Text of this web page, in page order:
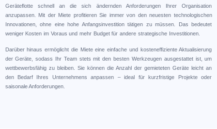
Geräteflotte schnell an die sich ändernden Anforderungen Ihrer Organisation
anzupassen. Mit der Miete profitieren Sie immer von den neuesten technologischen
Innovationen, ohne eine hohe Anfangsinvestition tätigen zu müssen. Das bedeutet
weniger Kosten im Voraus und mehr Budget für andere strategische Investitionen.
Darüber hinaus ermöglicht die Miete eine einfache und kosteneffiziente Aktualisierung
der Geräte, sodass Ihr Team stets mit den besten Werkzeugen ausgestattet ist, um
wettbewerbsfähig zu bleiben. Sie können die Anzahl der gemieteten Geräte leicht an
den Bedarf Ihres Unternehmens anpassen – ideal für kurzfristige Projekte oder
saisonale Anforderungen.